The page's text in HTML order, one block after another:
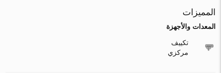
المميزات
المعدات والأجهزة
تكييف
مركزي